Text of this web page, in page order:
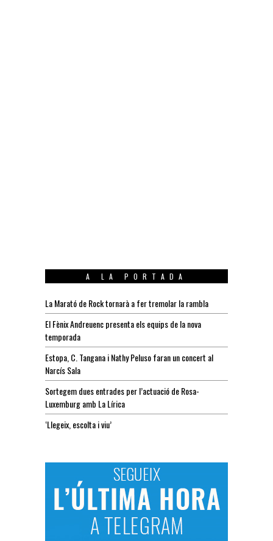
A LA PORTADA
La Marató de Rock tornarà a fer tremolar la rambla
El Fènix Andreuenc presenta els equips de la nova
temporada
Estopa, C. Tangana i Nathy Peluso faran un concert al
Narcís Sala
Sortegem dues entrades per l’actuació de Rosa-
Luxemburg amb La Lírica
‘Llegeix, escolta i viu’